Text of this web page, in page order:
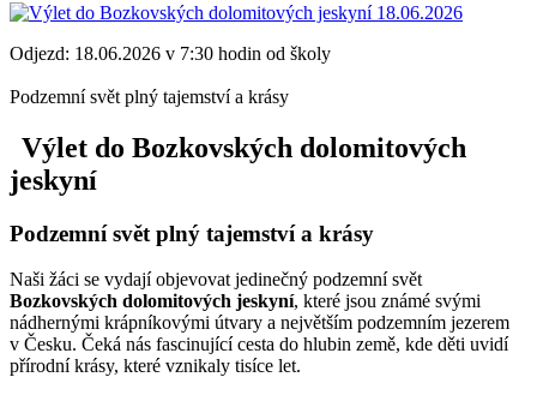
Odjezd: 18.06.2026 v 7:30 hodin od školy
Podzemní svět plný tajemství a krásy
Výlet do Bozkovských dolomitových
jeskyní
Podzemní svět plný tajemství a krásy
Naši žáci se vydají objevovat jedinečný podzemní svět
Bozkovských dolomitových jeskyní, které jsou známé svými
nádhernými krápníkovými útvary a největším podzemním jezerem
v Česku. Čeká nás fascinující cesta do hlubin země, kde děti uvidí
přírodní krásy, které vznikaly tisíce let.